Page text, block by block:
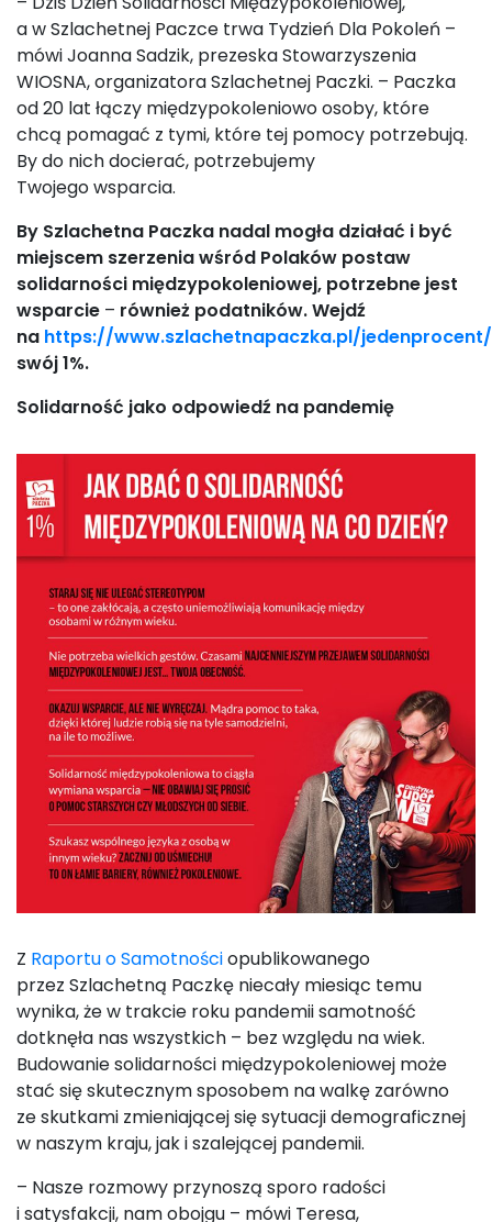
a w Szlachetnej Paczce trwa Tydzień Dla Pokoleń –
mówi Joanna Sadzik, prezeska Stowarzyszenia
WIOSNA, organizatora Szlachetnej Paczki. – Paczka
od 20 lat łączy międzypokoleniowo osoby, które
chcą pomagać z tymi, które tej pomocy potrzebują.
By do nich docierać, potrzebujemy
Twojego wsparcia.
By Szlachetna Paczka nadal mogła działać i być
miejscem szerzenia wśród Polaków postaw
solidarności międzypokoleniowej, potrzebne jest
wsparcie – również podatników. Wejdź
na https://www.szlachetnapaczka.pl/jedenprocent/
swój 1%.
Solidarność jako odpowiedź na pandemię
Z Raportu o Samotnościopublikowanego
przez Szlachetną Paczkę niecały miesiąc temu
wynika, że w trakcie roku pandemii samotność
dotknęła nas wszystkich – bez względu na wiek.
Budowanie solidarności międzypokoleniowej może
stać się skutecznym sposobem na walkę zarówno
ze skutkami zmieniającej się sytuacji demograficznej
w naszym kraju, jak i szalejącej pandemii.
– Nasze rozmowy przynoszą sporo radości
i satysfakcji, nam obojgu – mówi Teresa,